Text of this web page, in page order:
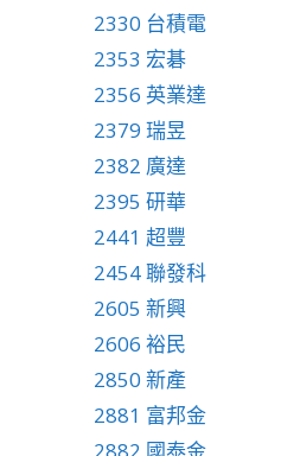
2330 台積電
2353 宏碁
2356 英業達
2379 瑞昱
2382 廣達
2395 研華
2441 超豐
2454 聯發科
2605 新興
2606 裕民
2850 新產
2881 富邦金